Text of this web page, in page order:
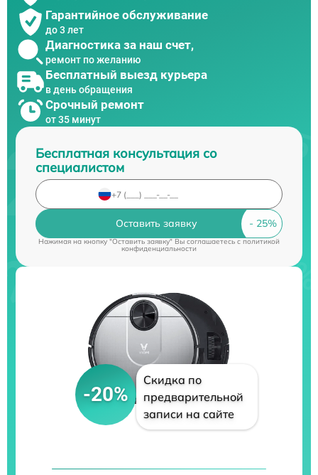
Гарантийное обслуживание
до 3 лет
Диагностика за наш счет,
ремонт по желанию
Бесплатный выезд курьера
в день обращения
Срочный ремонт
от 35 минут
Бесплатная консультация со
специалистом
Оставить заявку
Нажимая на кнопку "Оставить заявку" Вы соглашаетесь cполитикой
конфиденциальности
-20%
Скидка по
предварительной
записи на сайте